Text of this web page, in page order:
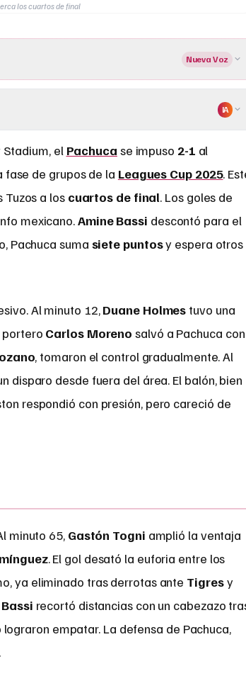
los cuartos de final
Nueva Voz
IA
el Pachuca se impuso 2-1 al
fase de grupos de la Leagues Cup 2025.
Tuzos a los cuartos de final. Los goles de
mexicano.Amine Bassi descontó para el
Pachuca suma siete puntosy espera otros
Al minuto 12,Duane Holmes tuvo una
portero Carlos Moreno salvó a Pachuca con
, tomaron el control gradualmente. Al
disparo desde fuera del área. El balón, bien
respondió con presión, pero careció de
minuto 65, Gastón Togni amplió la ventaja
. El gol desató la euforia entre los
ya eliminado tras derrotas ante Tigresy
recortó distancias con un cabezazo
empatar. La defensa de Pachuca,